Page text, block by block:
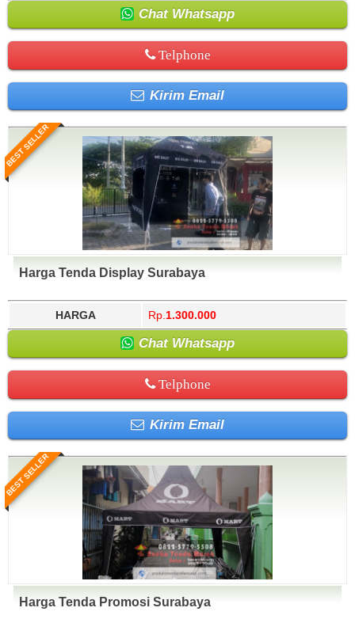
Chat Whatsapp
Telphone
Kirim Email
BEST SELLER
Harga Tenda Display Surabaya
HARGA Rp. 1.300.000
Chat Whatsapp
Telphone
Kirim Email
BEST SELLER
Harga Tenda Promosi Surabaya